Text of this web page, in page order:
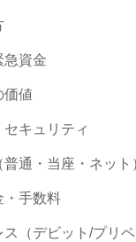
急資金
価値
キュリティ
通・当座・ネット
・手数料
（デビット/プリペ